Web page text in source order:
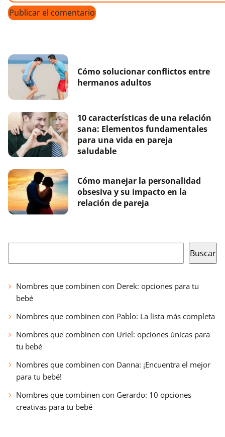
Cómo solucionar conflictos entre
hermanos adultos
10 características de una relación
sana: Elementos fundamentales
para una vida en pareja
saludable
Cómo manejar la personalidad
obsesiva y su impacto en la
relación de pareja
Buscar
Nombres que combinen con Derek: opciones para tu
bebé
Nombres que combinen con Pablo: La lista más completa
Nombres que combinen con Uriel: opciones únicas para
tu bebé
Nombres que combinen con Danna: ¡Encuentra el mejor
para tu bebé!
Nombres que combinen con Gerardo: 10 opciones
creativas para tu bebé